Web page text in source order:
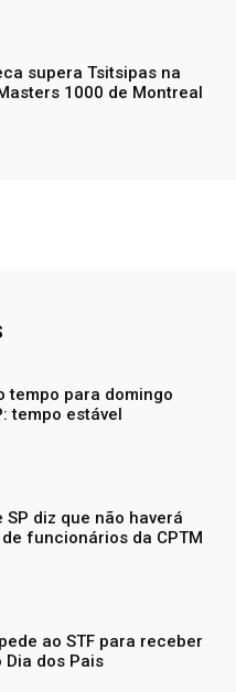
supera Tsitsipas na
1000 de Montreal
tempo para domingo
tempo estável
SP diz que não haverá
funcionários da CPTM
ao STF para receber
Dia dos Pais